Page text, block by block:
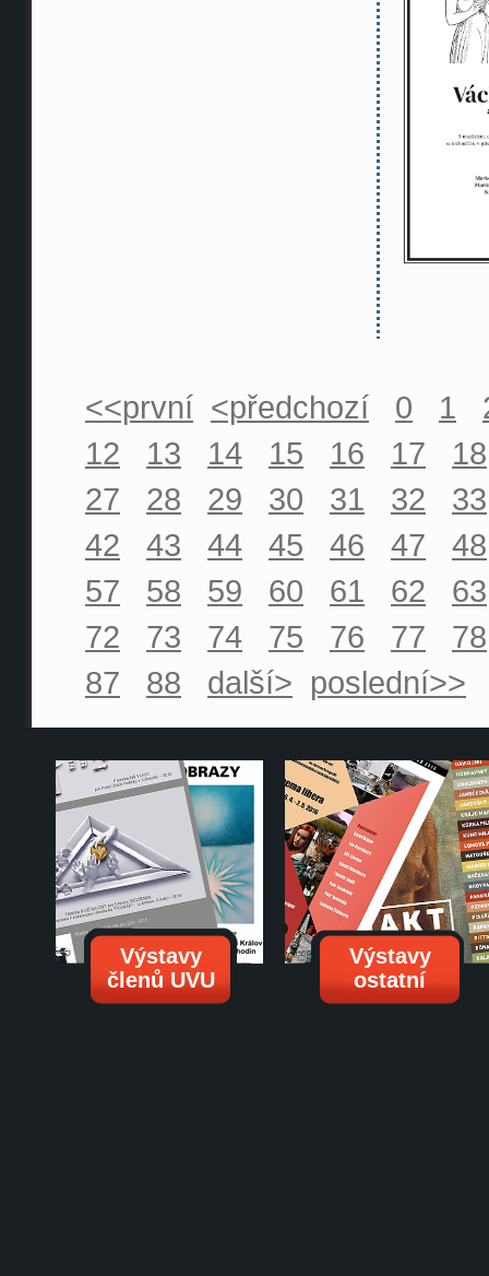
<<první <předchozí 0 1
12
13 14 15 16 17
18
27
28 29 30 31 32
33
42
43 44 45 46 47
48
57
58 59 60 61 62
63
72
73 74 75 76 77
78
87
88 další> poslední>>
Výstavy
členů UVU
Výstavy
ostatní